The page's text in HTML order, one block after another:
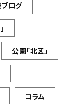
ログ
公園「北区」
コラム